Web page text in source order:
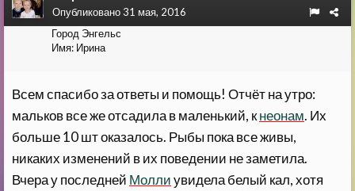
Город Энгельс
Имя: Ирина
Опубликовано31 мая, 2016
Всем спасибо за ответы и помощь! Отчёт на утро:
мальков все же отсадила в маленький, кнеонам. Их
больше 10 шт оказалось. Рыбы пока все живы,
никаких изменений в их поведении не заметила.
Вчера у последней Моллиувидела белый кал, хотя